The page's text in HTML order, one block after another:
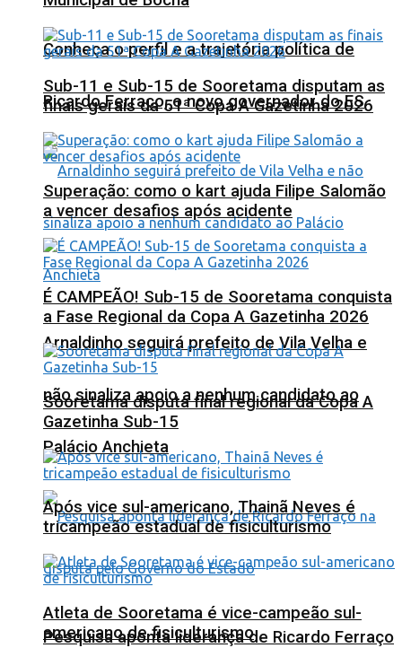
Conheça o perfil e a trajetória política de
Ricardo Ferraço, o novo governador do ES
Arnaldinho seguirá prefeito de Vila Velha e
não sinaliza apoio a nenhum candidato ao
Palácio Anchieta
Pesquisa aponta liderança de Ricardo Ferraço
Sub-11 e Sub-15 de Sooretama disputam as
finais gerais da 51ª Copa A Gazetinha 2026
Superação: como o kart ajuda Filipe Salomão
a vencer desafios após acidente
É CAMPEÃO! Sub-15 de Sooretama conquista
a Fase Regional da Copa A Gazetinha 2026
Sooretama disputa final regional da Copa A
Gazetinha Sub-15
Após vice sul-americano, Thainã Neves é
tricampeão estadual de fisiculturismo
Atleta de Sooretama é vice-campeão sul-
americano de fisiculturismo